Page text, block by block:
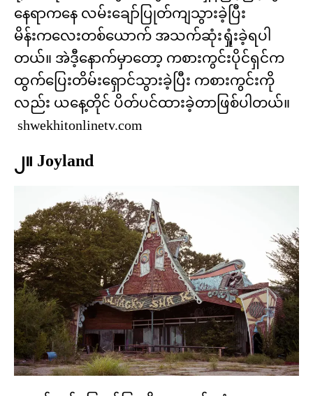
နေရာကနေ လမ်းချော်ပြုတ်ကျသွားခဲ့ပြီး
မိန်းကလေးတစ်ယောက် အသက်ဆုံးရှုံးခဲ့ရပါ
တယ်။ အဲဒီ့နောက်မှာတော့ ကစားကွင်းပိုင်ရှင်က
ထွက်ပြေးတိမ်းရှောင်သွားခဲ့ပြီး ကစားကွင်းကို
လည်း ယနေ့တိုင် ပိတ်ပင်ထားခဲ့တာဖြစ်ပါတယ်။
shwekhitonlinetv.com
၂။ Joyland